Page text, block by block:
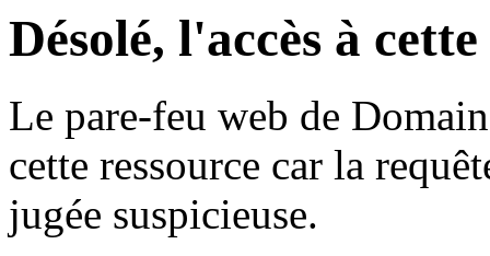
Désolé, l'accès à
Le pare-feu web de
cette ressource car la
jugée suspicieuse.